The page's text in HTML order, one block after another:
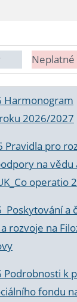
Harmonogram
2026/2027
Pravidla pro
na vědu
operatio
Poskytování a
rozvoje na
Podrobnosti k
fondu